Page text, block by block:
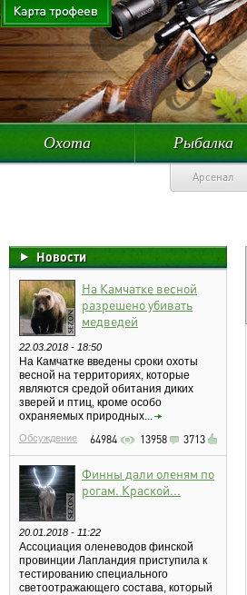
Охота Рыбалка
Арсенал
Новости
На Камчатке весной
разрешено убивать
медведей
22.03.2018 - 18:50
На Камчатке введены сроки охоты
весной на территориях, которые
являются средой обитания диких
зверей и птиц, кроме особо
охраняемых природных...
Обсуждение 64984 13958 3713
Финны дали оленям по
рогам. Краской...
20.01.2018 - 11:22
Ассоциация оленеводов финской
провинции Лапландия приступила к
тестированию специального
светоотражающего состава, который